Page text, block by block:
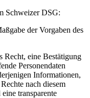
Schweizer DSG:
der Vorgaben des
Recht, eine Bestätigung
Personendaten
Informationen,
nach diesem
transparente